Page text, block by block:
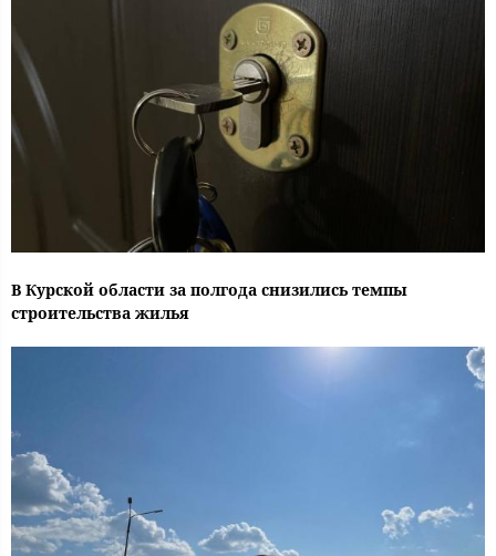
В Курской области за полгода снизились темпы
строительства жилья